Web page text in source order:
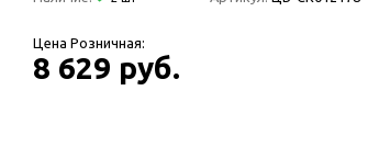
Цена Розничная:
8 629 руб.